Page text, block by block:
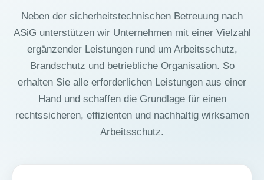
Neben der sicherheitstechnischen Betreuung nach
ASiG unterstützen wir Unternehmen mit einer Vielzahl
ergänzender Leistungen rund um Arbeitsschutz,
Brandschutz und betriebliche Organisation. So
erhalten Sie alle erforderlichen Leistungen aus einer
Hand und schaffen die Grundlage für einen
rechtssicheren, effizienten und nachhaltig wirksamen
Arbeitsschutz.